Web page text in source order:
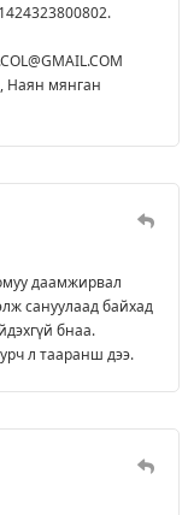
Наян мянган
даамжирвал
сануулаад байхад
бнаа.
л тааранш дээ.